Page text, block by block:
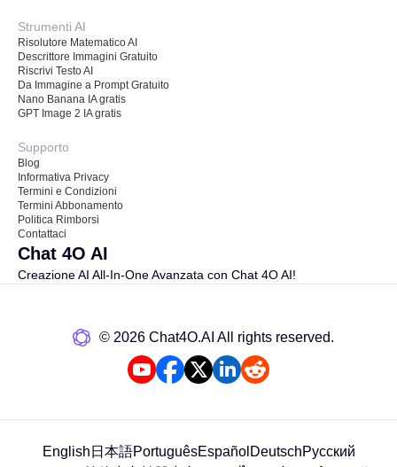
Strumenti AI
Risolutore Matematico AI
Descrittore Immagini Gratuito
Riscrivi Testo AI
Da Immagine a Prompt Gratuito
Nano Banana IA gratis
GPT Image 2 IA gratis
Supporto
Blog
Informativa Privacy
Termini e Condizioni
Termini Abbonamento
Politica Rimborsi
Contattaci
Chat 4O AI
Creazione AI All-In-One Avanzata con Chat 4O AI!
©️ 2026 Chat4O.AI All rights reserved.
English 日本語PortuguêsEspañol DeutschРусский